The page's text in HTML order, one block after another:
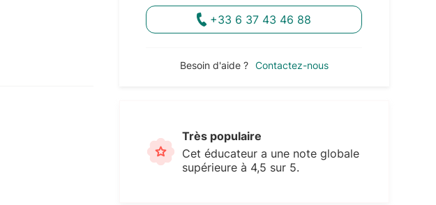
+33 6 37 43 46 88
Besoin d'aide ? Contactez-nous
Très populaire
Cet éducateur a une note globale
supérieure à 4,5 sur 5.